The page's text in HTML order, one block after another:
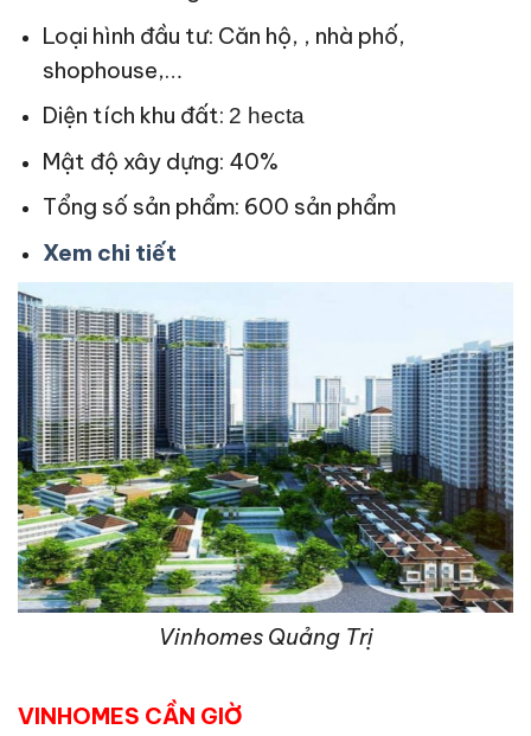
Loại hình đầu tư: Căn hộ, , nhà phố,
shophouse,…
Diện tích khu đất: 2 hecta
Mật độ xây dựng: 40%
Tổng số sản phẩm: 600 sản phẩm
Xem chi tiết
Vinhomes Quảng Trị
VINHOMES CẦN GIỜ